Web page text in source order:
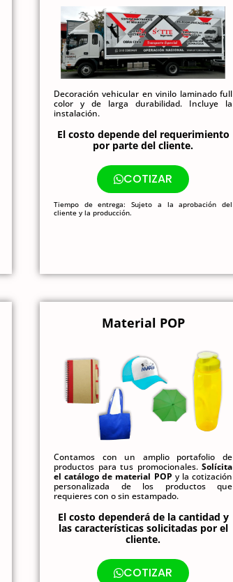
Decoración vehicular en vinilo laminado full
color y de larga durabilidad. Incluye la
instalación.
El costo depende del requerimiento
por parte del cliente.
COTIZAR
Tiempo de entrega: Sujeto a la aprobación del
cliente y la producción.
Material POP
Contamos con un amplio portafolio de
productos para tus promocionales. Solícita
el catálogo de material POP y la cotización
personalizada de los productos que
requieres con o sin estampado.
El costo dependerá de la cantidad y
las características solicitadas por el
cliente.
COTIZAR